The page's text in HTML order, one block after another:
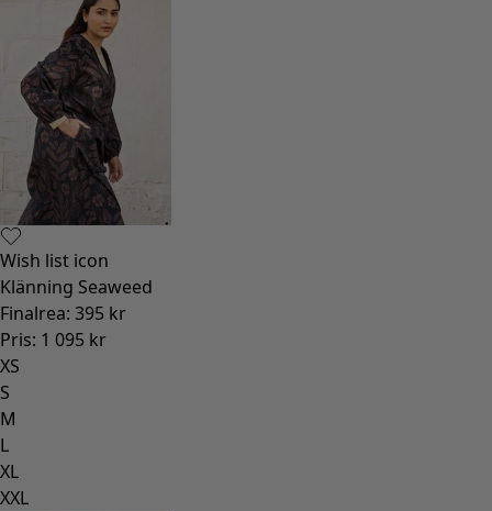
Wish list icon
Klänning Seaweed
Finalrea: 395 kr
Pris: 1 095 kr
XS
S
M
L
XL
XXL